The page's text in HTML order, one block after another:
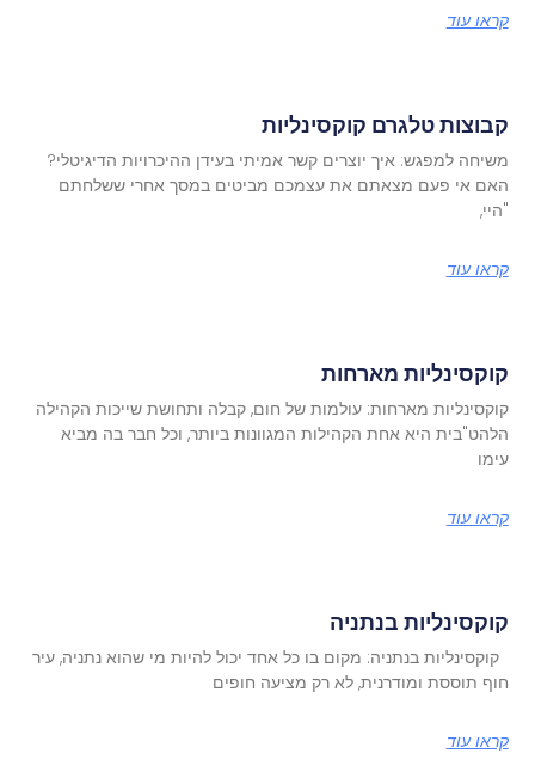
קראו עוד
קבוצות טלגרם קוקסינליות
משיחה למפגש: איך יוצרים קשר אמיתי בעידן ההיכרויות הדיגיטלי?
האם אי פעם מצאתם את עצמכם מביטים במסך אחרי ששלחתם
"היי,
קראו עוד
קוקסינליות מארחות
קוקסינליות מארחות: עולמות של חום, קבלה ותחושת שייכות הקהילה
הלהט"בית היא אחת הקהילות המגוונות ביותר, וכל חבר בה מביא
עימו
קראו עוד
קוקסינליות בנתניה
קוקסינליות בנתניה: מקום בו כל אחד יכול להיות מי שהוא נתניה, עיר
חוף תוססת ומודרנית, לא רק מציעה חופים
קראו עוד